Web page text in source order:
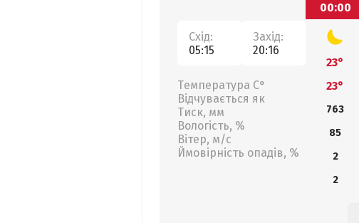
Схід:
05:15
Захід:
20:16
Температура С°
Відчувається як
Тиск, мм
Вологість, %
Вітер, м/с
Ймовірність опадів, %
00:00
23°
23°
763
85
2
2